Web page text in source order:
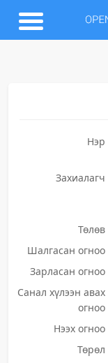
Нэр
Захиалагч
Төлөв
Шалгасан огноо
Зарласан огноо
Санал хүлээн авах
огноо
Нээх огноо
Төрөл